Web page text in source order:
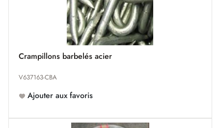
Crampillons barbelés acier
V637163-CBA
Ajouter aux favoris